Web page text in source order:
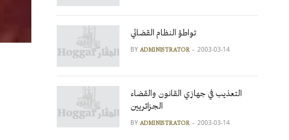
تواطؤ النظام القضائي
BY ADMINISTRATOR 2003-03-14
التعذيب في جهازي القانون والقضاء
الجزائريين
BY ADMINISTRATOR 2003-03-14